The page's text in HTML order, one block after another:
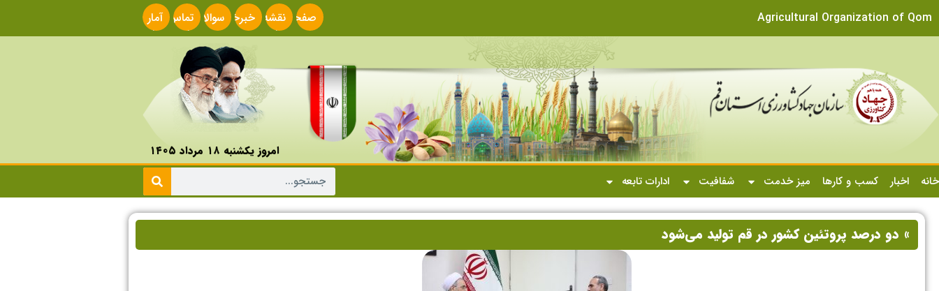
Agricultural Organization of Qom
صفحه
اصلی
نقشه
سایت
خبرخوانسوالات
متداول
تماس
با ما
آمار
سایت
امروز یکشنبه ۱۸ مرداد ۱۴۰۵
خانه
اخبار کسب و کارها میز خدمت شفافیت ادارات تابعه
» دو درصد پروتئین کشور در قم تولید می‌شود